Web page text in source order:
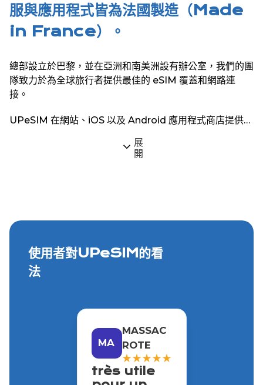
服與應用程式皆為法國製造（Made
in France）。
總部設立於巴黎，並在亞洲和南美洲設有辦公室，我們的團
隊致力於為全球旅行者提供最佳的 eSIM 覆蓋和網路連
接。
UPeSIM 在網站、iOS 以及 Android 應用程式商店提供超
展
開
使用者對UPeSIM的看
法
MA
MASSAC
ROTE
★★★★★
très utile